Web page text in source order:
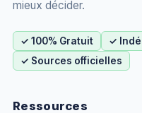
mieux décider.
✓ 100% Gratuit
✓
✓ Sources officielles
Ressources